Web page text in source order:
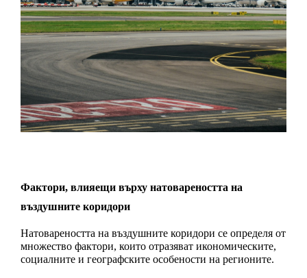
Фактори, влияещи върху натовареността на
въздушните коридори
Натовареността на въздушните коридори се определя от
множество фактори, които отразяват икономическите,
социалните и географските особености на регионите.